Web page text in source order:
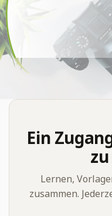
Ein
Lernen,
zusammen.